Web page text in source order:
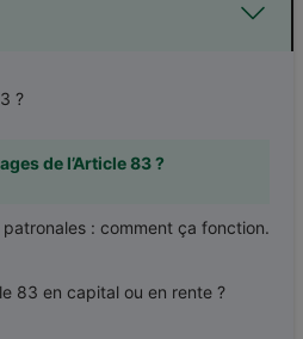
?
de l’Article 83 ?
Cotisations salariales et patronales : comment ça fonctionnait ?
83 en capital ou en rente ?